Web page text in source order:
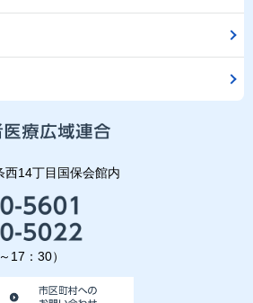
西14丁目国保会館内
17：30）